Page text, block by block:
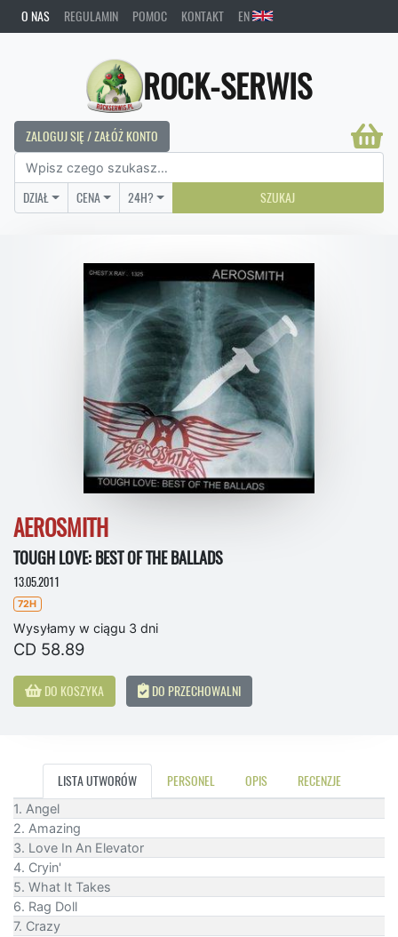
O NAS REGULAMIN POMOC KONTAKT EN
ROCK-SERWIS
ZALOGUJ SIĘ / ZAŁÓŻ KONTO
DZIAŁ CENA 24H? SZUKAJ
AEROSMITH
TOUGH LOVE: BEST OF THE BALLADS
13.05.2011
72H
Wysyłamy w ciągu 3 dni
CD 58.89
DO KOSZYKA DO PRZECHOWALNI
LISTA UTWORÓW PERSONEL OPIS RECENZJE
1. Angel
2. Amazing
3. Love In An Elevator
4. Cryin'
5. What It Takes
6. Rag Doll
7. Crazy